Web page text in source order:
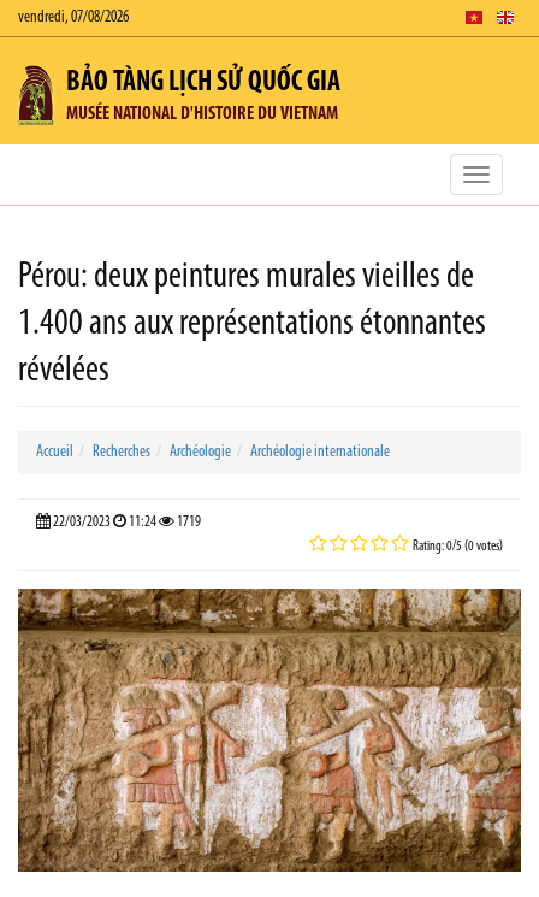
vendredi, 07/08/2026
BẢO TÀNG LỊCH SỬ QUỐC GIA
MUSÉE NATIONAL D'HISTOIRE DU VIETNAM
Toggle
Pérou: deux peintures murales vieilles de
1.400 ans aux représentations étonnantes
révélées
Accueil Recherches Archéologie Archéologie internationale
22/03/2023 11:24 1719
Rating: 0/5 (0 votes)